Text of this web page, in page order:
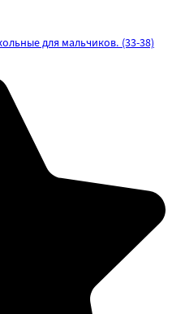
для мальчиков. (33-38)